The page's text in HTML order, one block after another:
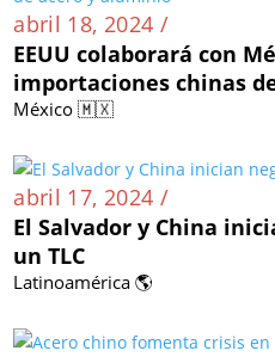
abril 18, 2024 /
EEUU colaborará con
importaciones chinas
México 🇲🇽
abril 17, 2024 /
El Salvador y China
un TLC
Latinoamérica 🌎